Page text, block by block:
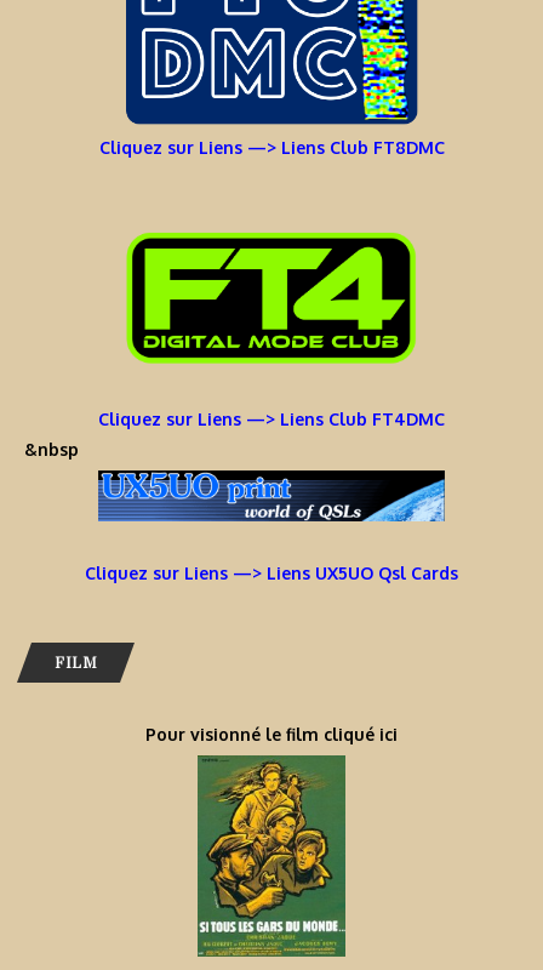
Cliquez sur Liens —> Liens Club FT8DMC
Cliquez sur Liens —> Liens Club FT4DMC
&nbsp
Cliquez sur Liens —> Liens UX5UO Qsl Cards
FILM
Pour visionné le film cliqué ici